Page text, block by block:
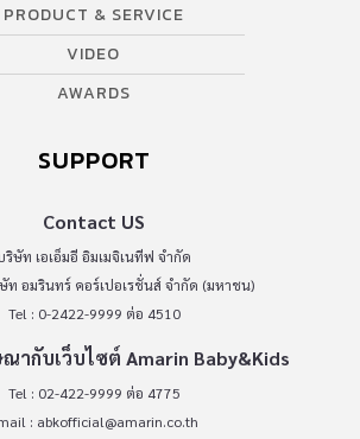
PRODUCT & SERVICE
VIDEO
AWARDS
SUPPORT
Contact US
ริษัท เอเอ็มอี อิมเมจิเนทีฟ จำกัด
ท อมรินทร์ คอร์เปอเรชั่นส์ จำกัด (มหาชน)
Tel : 0-2422-9999 ต่อ 4510
ากับเว็บไซต์ Amarin Baby&Kids
Tel : 02-422-9999 ต่อ 4775
: abkofficial@amarin.co.th